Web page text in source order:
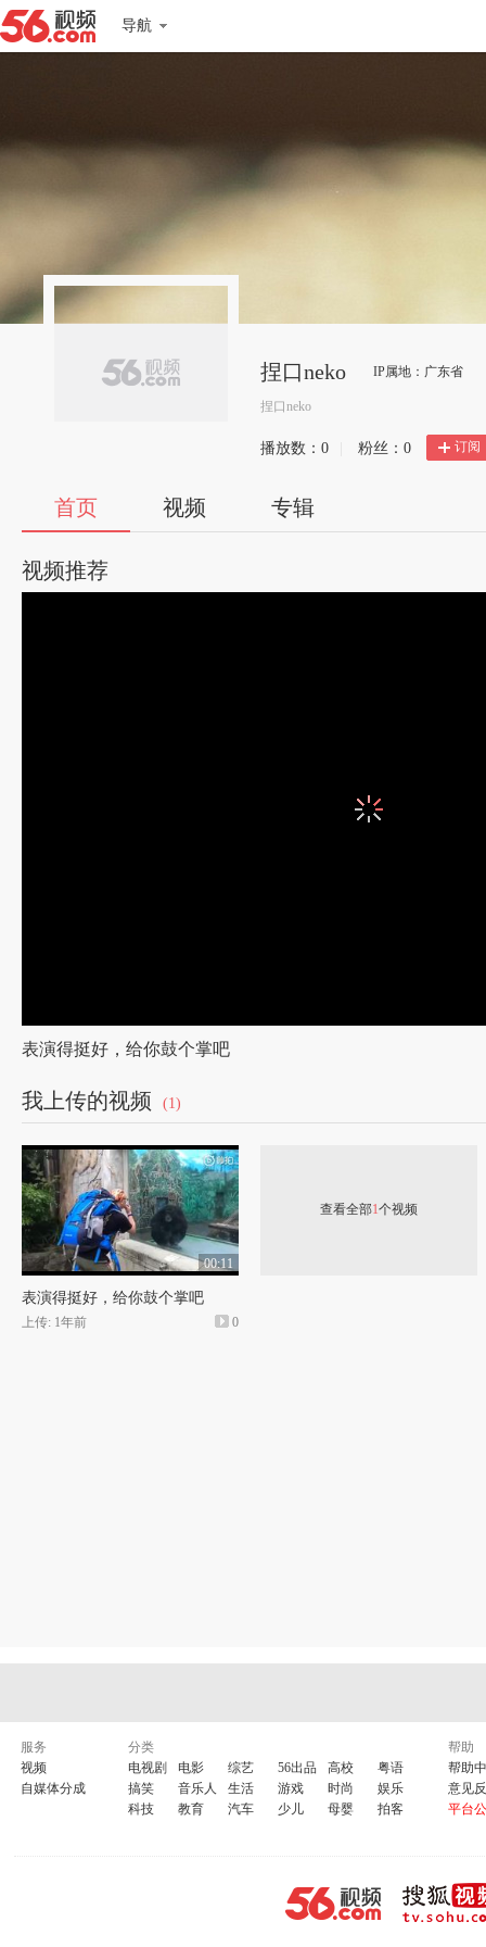
导航
捏口neko IP属地：广东省
捏口neko
播放数： 0 粉丝： 0 订阅
首页 视频 专辑
视频推荐
表演得挺好，给你鼓个掌吧
我上传的视频 (1)
00:11
表演得挺好，给你鼓个掌吧
上传: 1年前 0
查看全部1个视频
服务
视频
自媒体分成
分类
电视剧
电影 综艺 56出品 高校
粤语
搞笑
音乐人 生活 游戏 时尚
娱乐
科技
教育 汽车 少儿 母婴 拍客
帮助
帮助
意见
平台